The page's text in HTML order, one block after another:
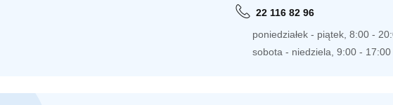
22 116 82 96
poniedziałek - piątek, 8:00 -
sobota - niedziela, 9:00 - 17:00